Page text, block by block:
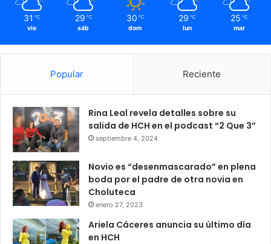
31 ℃
vie
29 ℃
sáb
30 ℃
dom
29 ℃
lun
25 ℃
mar
Popular Reciente
Rina Leal revela detalles sobre su
salida de HCH en el podcast “2 Que 3”
septiembre 4, 2024
Novio es “desenmascarado” en plena
boda por el padre de otra novia en
Choluteca
enero 27, 2023
Ariela Cáceres anuncia su último día
en HCH